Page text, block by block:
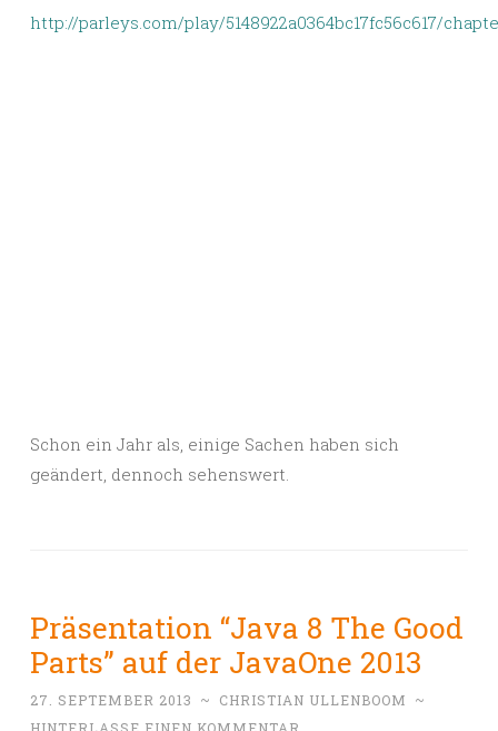
http://parleys.com/play/5148922a0364bc17fc56c617/
Schon ein Jahr als, einige Sachen haben sich
geändert, dennoch sehenswert.
Präsentation “Java 8 The Good
Parts” auf der JavaOne 2013
27. SEPTEMBER 2013 ~ CHRISTIAN ULLENBOOM
~